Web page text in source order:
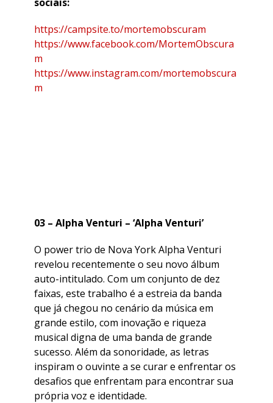
https://campsite.to/mortemobscuram
https://www.facebook.com/MortemObscura
m
https://www.instagram.com/mortemobscura
m
03 – Alpha Venturi – ‘Alpha Venturi’
O power trio de Nova York Alpha Venturi
revelou recentemente o seu novo álbum
auto-intitulado. Com um conjunto de dez
faixas, este trabalho é a estreia da banda
que já chegou no cenário da música em
grande estilo, com inovação e riqueza
musical digna de uma banda de grande
sucesso. Além da sonoridade, as letras
inspiram o ouvinte a se curar e enfrentar os
desafios que enfrentam para encontrar sua
própria voz e identidade.